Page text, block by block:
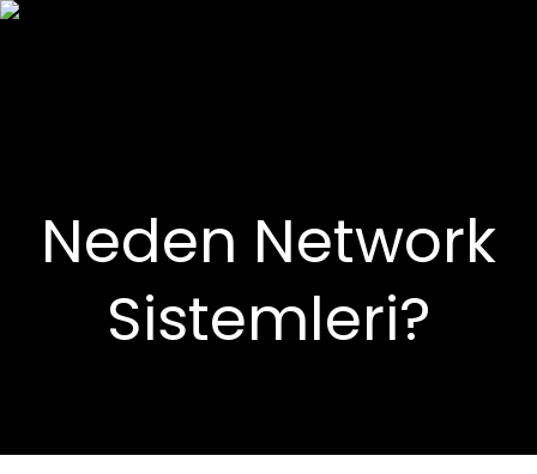
Neden Network
Sistemleri?